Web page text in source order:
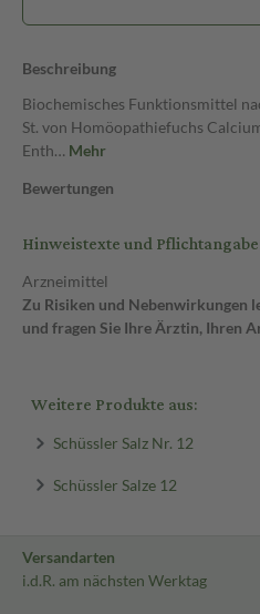
Beschreibung
Biochemisches Funktionsmittel
St. von Homöopathiefuchs
Enth… Mehr
Bewertungen
Hinweistexte und
Arzneimittel
Zu Risiken und Nebenwirkungen
und fragen Sie Ihre Ärztin, Ihren
Weitere Produkte aus:
Schüssler Salz Nr. 12
Schüssler Salze 12
Versandarten
i.d.R. am nächsten Werktag